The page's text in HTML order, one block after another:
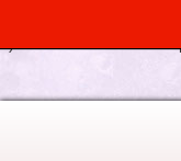
: Declaration of